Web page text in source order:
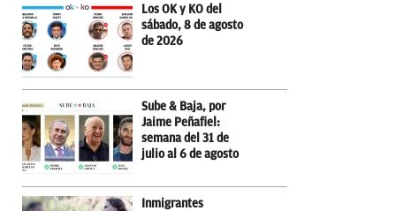
Los OK y KO del
sábado, 8 de agosto
de 2026
Sube & Baja, por
Jaime Peñafiel:
semana del 31 de
julio al 6 de agosto
Inmigrantes